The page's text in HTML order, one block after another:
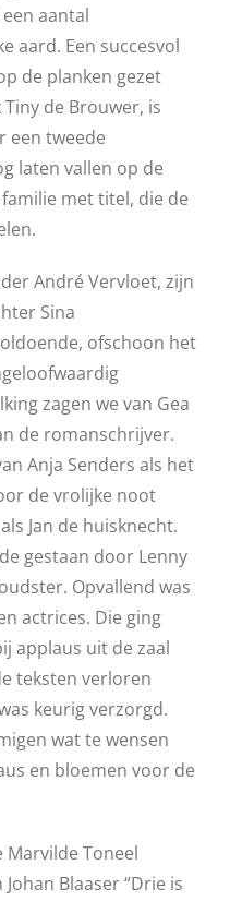
aantal
aard. Een succesvol
de planken gezet
de Brouwer, is
een tweede
laten vallen op de
met titel, die de
André Vervloet, zijn
Sina
ofschoon het
zagen we van Gea
de romanschrijver.
Anja Senders als het
de vrolijke noot
Jan de huisknecht.
gestaan door Lenny
Opvallend was
actrices. Die ging
applaus uit de zaal
teksten verloren
keurig verzorgd.
wat te wensen
en bloemen voor de
Marvilde Toneel
Blaaser “Drie is